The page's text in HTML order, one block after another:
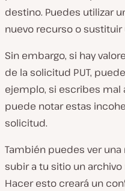
destino. Puedes utilizar
nuevo recurso o sustituir
Sin embargo, si hay
de la solicitud PUT,
ejemplo, si escribes mal
puede notar estas
solicitud.
También puedes ver
subir a tu sitio un
Hacer esto creará un